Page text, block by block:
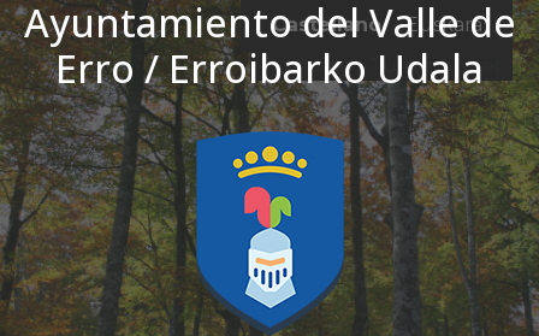
Ayuntamiento del Valle de
Erro / Erroibarko Udala
Ir al contenido
Castellano
Euskara
El tiempo - Tutiempo.net